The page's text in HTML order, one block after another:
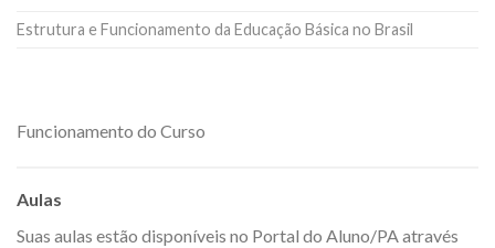
Estrutura e Funcionamento da Educação Básica no Brasil
Funcionamento do Curso
Aulas
Suas aulas estão disponíveis no Portal do Aluno/PA através